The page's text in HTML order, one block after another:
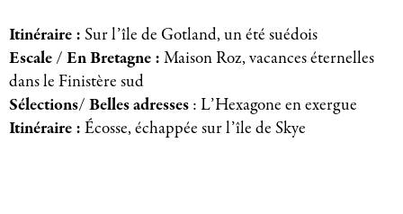
Itinéraire :Sur l’île de Gotland, un été suédois
Escale / En Bretagne :Maison Roz, vacances éternelles
dans le Finistère sud
Sélections/ Belles adresses: L’Hexagone en exergue
Itinéraire :Écosse, échappée sur l’île de Skye